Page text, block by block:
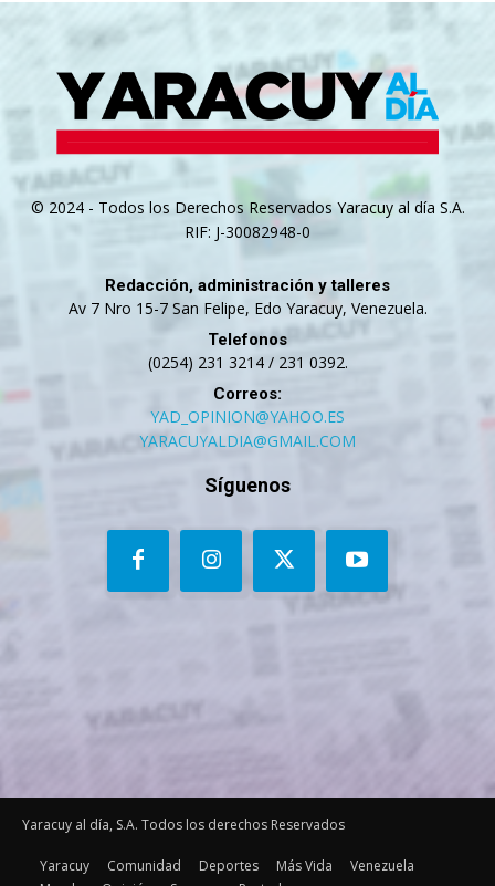
© 2024 - Todos los Derechos Reservados Yaracuy al día S.A.
RIF: J-30082948-0
Redacción, administración y talleres
Av 7 Nro 15-7 San Felipe, Edo Yaracuy, Venezuela.
Telefonos
(0254) 231 3214 / 231 0392.
Correos:
YAD_OPINION@YAHOO.ES
YARACUYALDIA@GMAIL.COM
Síguenos
Yaracuy al día, S.A. Todos los derechos Reservados
Yaracuy Comunidad Deportes Más Vida
Venezuela